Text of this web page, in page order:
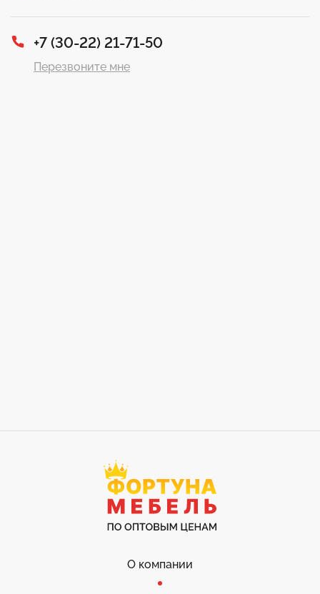
+7 (30-22) 21-71-50
Перезвоните мне
О компании